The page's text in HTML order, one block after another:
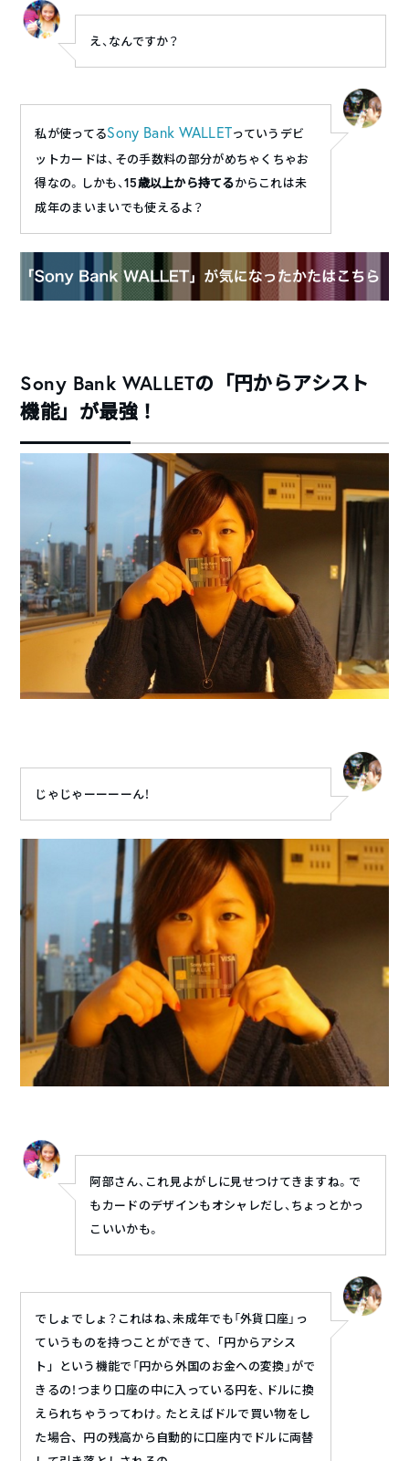
え、なんですか？
私が使ってるSony Bank WALLETっていうデビ
ットカードは、その手数料の部分がめちゃくちゃお
得なの。しかも、15歳以上から持てるからこれは未
成年のまいまいでも使えるよ？
Sony Bank WALLETの「円からアシスト
機能」が最強！
じゃじゃーーーーん！
阿部さん、これ見よがしに見せつけてきますね。で
もカードのデザインもオシャレだし、ちょっとかっ
こいいかも。
でしょでしょ？これはね、未成年でも「外貨口座」っ
ていうものを持つことができて、
「円からアシス
ト」という機能で 「円から外国のお金への変換」がで
きるの！つまり口座の中に入っている円を、ドルに換
えられちゃうってわけ。 たとえばドルで買い物をし
た場合、円の残高から自動的に口座内でドルに両替